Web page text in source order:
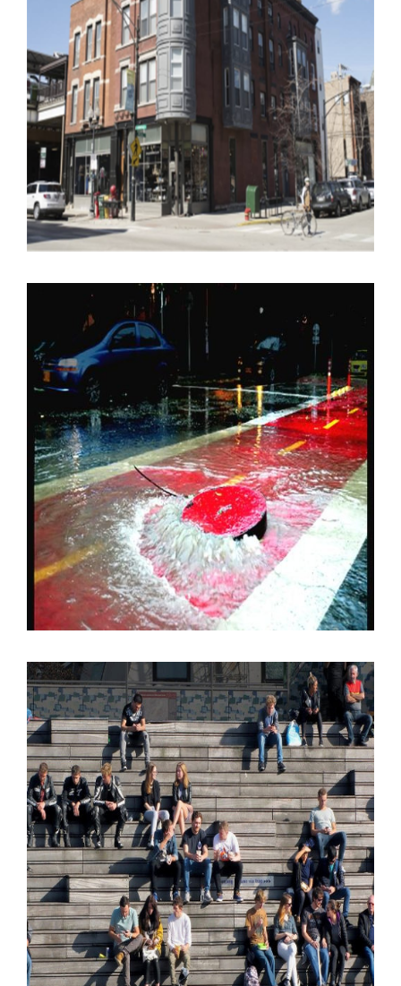
LEE BEY VUELVE A LA PALESTRA
DE LA ARQUITECTURA EN
CHICAGO.
EL PROBLEMA DE DISEÑO
URBANO QUE ESTÁ MATANDO A
PEATONES Y CICLISTAS.
LA MUERTE DE LA BELLEZA
PÚBLICA.